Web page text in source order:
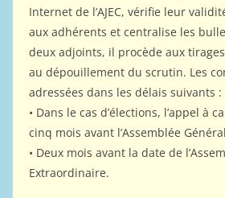
Internet de l’AJEC, vérifie leur
aux adhérents et centralise les
deux adjoints, il procède aux
au dépouillement du scrutin. Les
adressées dans les délais suivants :
• Dans le cas d’élections, l’appel à
cinq mois avant l’Assemblée
• Deux mois avant la date de
Extraordinaire.